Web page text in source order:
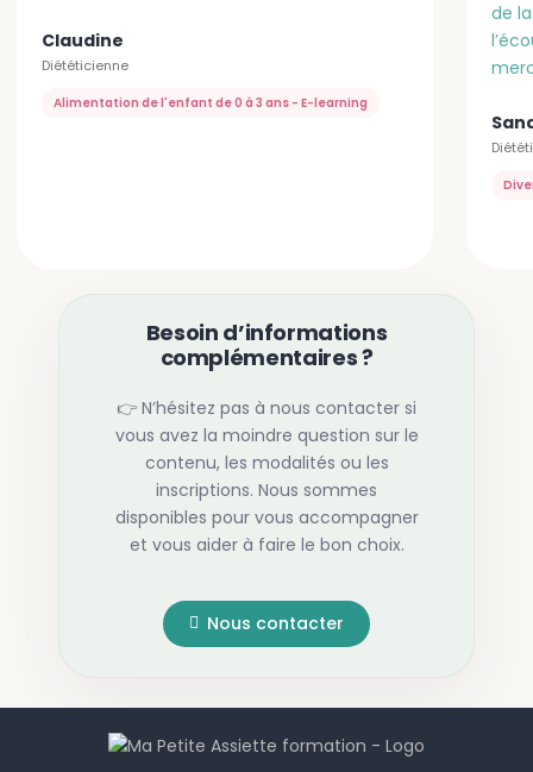
Claudine
Diététicienne
Alimentation de l'enfant de 0 à 3 ans - E-learning
de
Besoin d’informations
complémentaires ?
👉 N’hésitez pas à nous contacter si
vous avez la moindre question sur le
contenu, les modalités ou les
inscriptions. Nous sommes
disponibles pour vous accompagner
et vous aider à faire le bon choix.
Nous contacter